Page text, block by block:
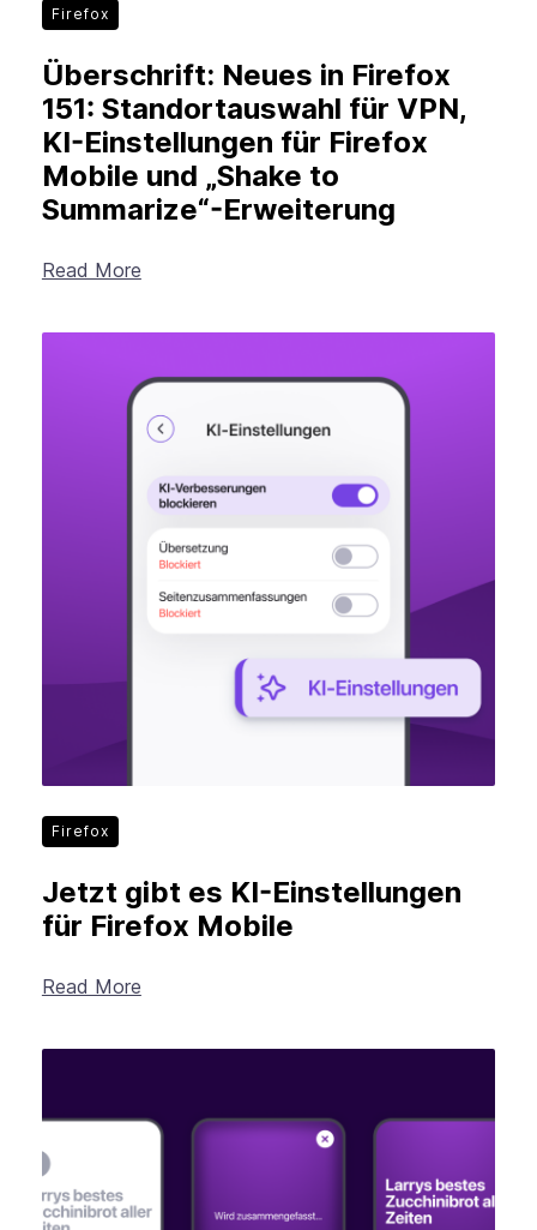
Firefox
Überschrift: Neues in Firefox
151: Standortauswahl für VPN,
KI-Einstellungen für Firefox
Mobile und „Shake to
Summarize“-Erweiterung
Read More
Firefox
Jetzt gibt es KI-Einstellungen
für Firefox Mobile
Read More